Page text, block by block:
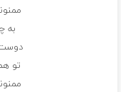
به
تو